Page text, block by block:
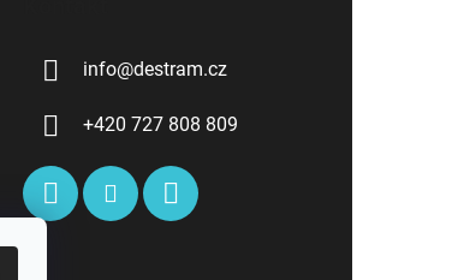
info@destram.cz
+420 727 808 809